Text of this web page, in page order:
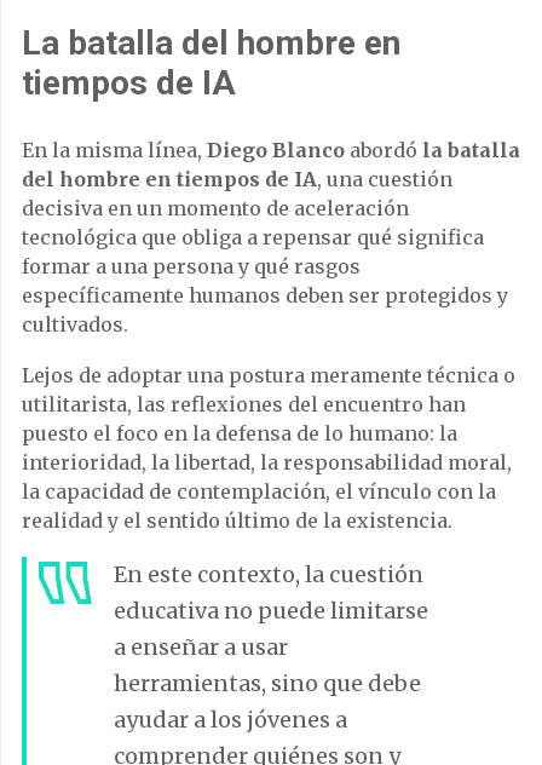
La batalla del hombre en
tiempos de IA
En la misma línea, Diego Blanco abordó la batalla
del hombre en tiempos de IA, una cuestión
decisiva en un momento de aceleración
tecnológica que obliga a repensar qué significa
formar a una persona y qué rasgos
específicamente humanos deben ser protegidos y
cultivados.
Lejos de adoptar una postura meramente técnica o
utilitarista, las reflexiones del encuentro han
puesto el foco en la defensa de lo humano: la
interioridad, la libertad, la responsabilidad moral,
la capacidad de contemplación, el vínculo con la
realidad y el sentido último de la existencia.
En este contexto, la cuestión
educativa no puede limitarse
a enseñar a usar
herramientas, sino que debe
ayudar a los jóvenes a
comprender quiénes son y